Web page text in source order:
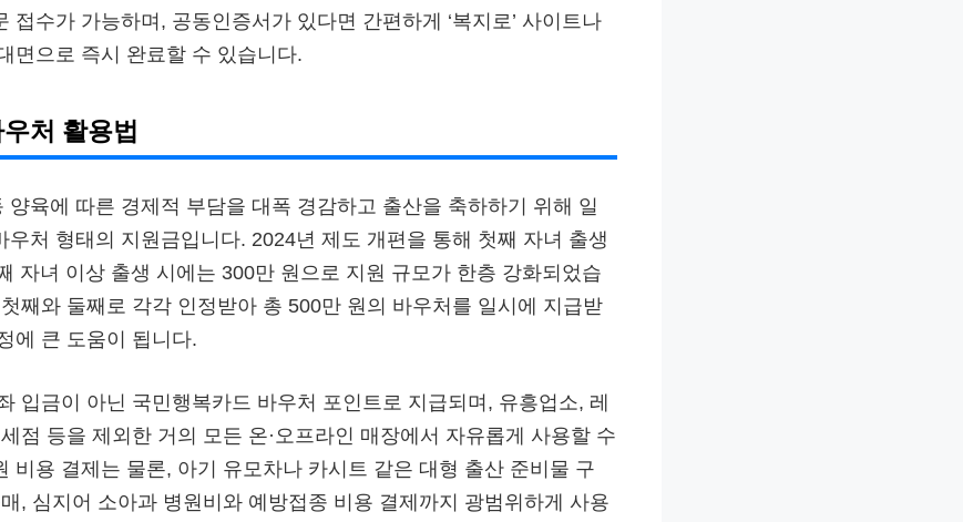
접수가 가능하며, 공동인증서가 있다면 간편하게 ‘복지로’ 사이트나
면으로 즉시 완료할 수 있습니다.
처 활용법
양육에 따른 경제적 부담을 대폭 경감하고 출산을 축하하기 위해 일
우처 형태의 지원금입니다. 2024년 제도 개편을 통해 첫째 자녀 출생
자녀 이상 출생 시에는 300만 원으로 지원 규모가 한층 강화되었습
째와 둘째로 각각 인정받아 총 500만 원의 바우처를 일시에 지급받
에 큰 도움이 됩니다.
입금이 아닌 국민행복카드 바우처 포인트로 지급되며, 유흥업소, 레
점 등을 제외한 거의 모든 온·오프라인 매장에서 자유롭게 사용할 수
비용 결제는 물론, 아기 유모차나 카시트 같은 대형 출산 준비물 구
, 심지어 소아과 병원비와 예방접종 비용 결제까지 광범위하게 사용